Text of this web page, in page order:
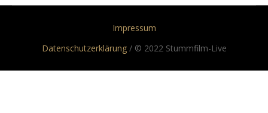
Impressum
Datenschutzerklärung/ © 2022 Stummfilm-Live